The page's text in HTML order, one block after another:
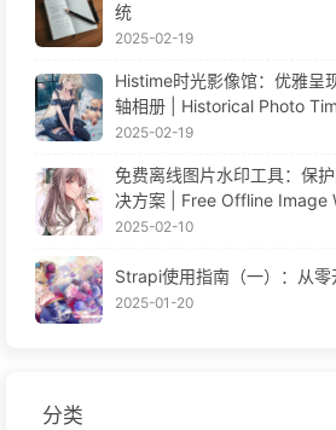
统
2025-02-19
Histime时光影像馆：优雅呈
轴相册 | Historical Photo
2025-02-19
免费离线图片水印工具：保
决方案 | Free Offline Image
2025-02-10
Strapi使用指南（一）：从
2025-01-20
分类